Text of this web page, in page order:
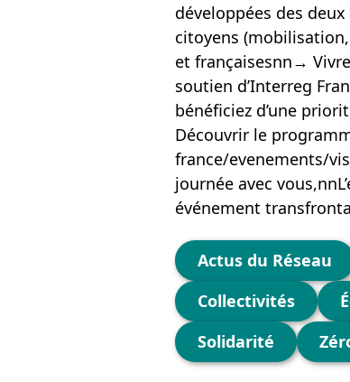
développées des
citoyens
et françaisesnn→
soutien d’Interreg
bénéficiez d’une
Découvrir le
france/evenements/
journée avec
événement
Catégories
Actus du Réseau
Collectivités
Solidarité